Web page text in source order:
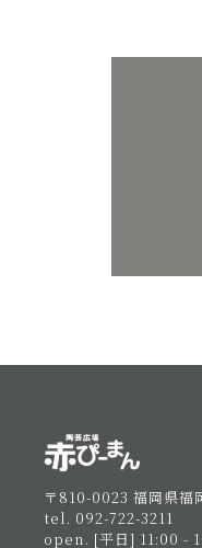
〒810-0023 福岡県福
tel. 092-722-3211
open. [平日] 11:00 -